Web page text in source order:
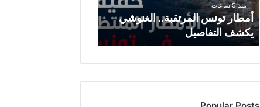
منذ 5 ساعات
أمطار تونس المرتقبة.. الغنوشي
يكشف التفاصيل